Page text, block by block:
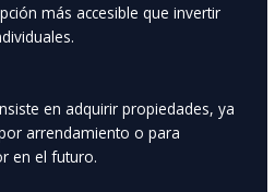
más accesible que invertir
en adquirir propiedades, ya
arrendamiento o para
en el futuro.